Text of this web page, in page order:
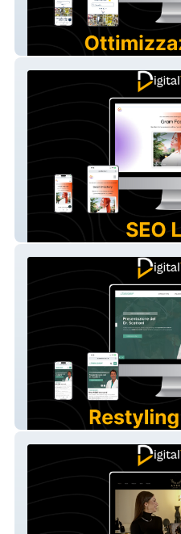
Anfora Capri
Vincenzo Scattoni